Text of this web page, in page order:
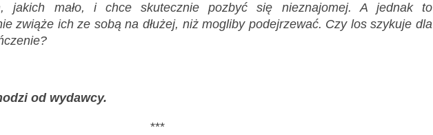
jakich mało, i chce skutecznie pozbyć się nieznajomej. A jednak to
zwiąże ich ze sobą na dłużej, niż mogliby podejrzewać. Czy los szykuje dla
od wydawcy.
***